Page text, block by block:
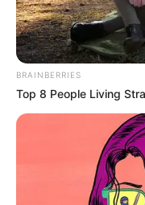
Os agentes de
, alegavam
incentivo anual -
das 15 horas, os dois
BRAINBERRIES
Top 8 People Living